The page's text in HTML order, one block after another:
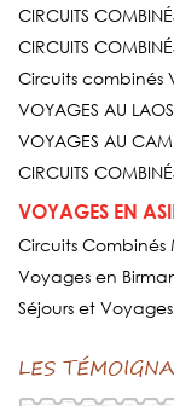
CIRCUITS
CIRCUITS
Circuits combinés
VOYAGES AU LAOS
VOYAGES AU
CIRCUITS
VOYAGES EN
Circuits Combinés
Voyages en
Séjours et
LES